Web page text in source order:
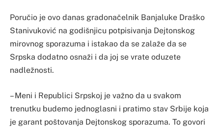
Poručio je ovo danas gradonačelnik Banjaluke Draško
Stanivuković na godišnjicu potpisivanja Dejtonskog
mirovnog sporazuma i istakao da se zalaže da se
Srpska dodatno osnaži i da joj se vrate oduzete
nadležnosti.
– Meni i Republici Srpskoj je važno da u svakom
trenutku budemo jednoglasni i pratimo stav Srbije koja
je garant poštovanja Dejtonskog sporazuma. To govori